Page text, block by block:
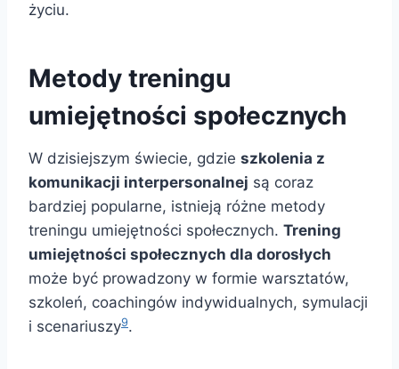
życiu.
Metody treningu
umiejętności społecznych
W dzisiejszym świecie, gdzie szkolenia z
komunikacji interpersonalnej są coraz
bardziej popularne, istnieją różne metody
treningu umiejętności społecznych. Trening
umiejętności społecznych dla dorosłych
może być prowadzony w formie warsztatów,
szkoleń, coachingów indywidualnych, symulacji
i scenariuszy9.